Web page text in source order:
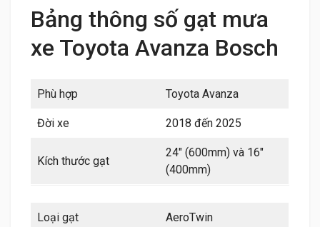
Bảng thông số gạt mưa
xe Toyota Avanza Bosch
Phù hợp Toyota Avanza
Đời xe 2018 đến 2025
Kích thước gạt
24″ (600mm) và 16″
(400mm)
Loại gạt AeroTwin